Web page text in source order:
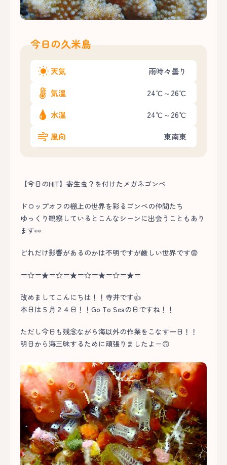
今日の久米島
天気 雨時々曇り
気温 24℃～26℃
水温 24℃～26℃
風向 東南東
【今日のHIT】寄生虫？を付けたメガネゴンベ
ドロップオフの棚上の世界を彩るゴンベの仲間たち
ゆっくり観察しているとこんなシーンに出会うこともあり
ます👀
どれだけ影響があるのかは不明ですが厳しい世界です😨
＝☆＝★＝☆＝★＝☆＝★＝☆＝★＝
改めましてこんにちは！！寺井です👍
本日は５月２４日！！Go To Seaの日ですね！！
ただし今日も残念ながら海以外の作業をこなす一日！！
明日から海三昧するために頑張りましたよー🙃